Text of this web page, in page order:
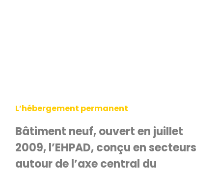
L’hébergement permanent
Bâtiment neuf, ouvert en juillet
2009, l’EHPAD, conçu en secteurs
autour de l’axe central du